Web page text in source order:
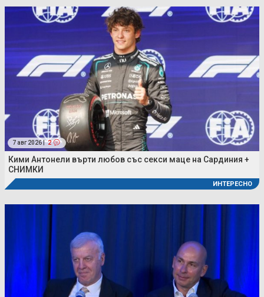
7 авг 2026 | 2
Кими Антонели върти любов със секси маце на Сардиния +
СНИМКИ
ИНТЕРЕСНО